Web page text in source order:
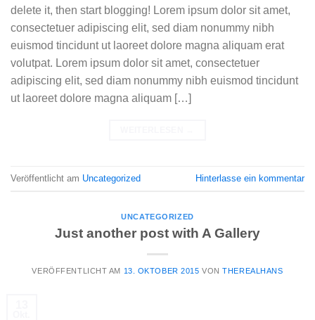
delete it, then start blogging! Lorem ipsum dolor sit amet,
consectetuer adipiscing elit, sed diam nonummy nibh
euismod tincidunt ut laoreet dolore magna aliquam erat
volutpat. Lorem ipsum dolor sit amet, consectetuer
adipiscing elit, sed diam nonummy nibh euismod tincidunt
ut laoreet dolore magna aliquam […]
Veröffentlicht am Uncategorized Hinterlasse ein kommentar
UNCATEGORIZED
Just another post with A Gallery
VERÖFFENTLICHT AM 13. OKTOBER 2015 VONTHEREALHANS